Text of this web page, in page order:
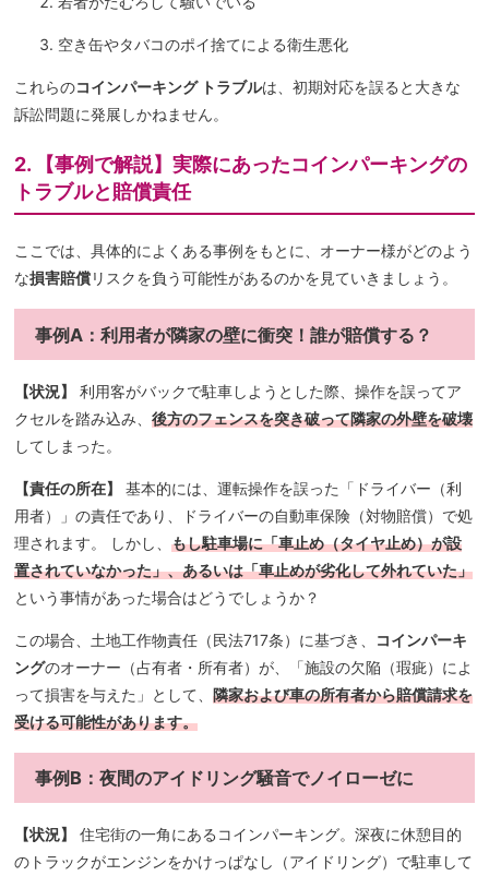
空き缶やタバコのポイ捨てによる衛生悪化
これらのコインパーキング トラブルは、初期対応を誤ると大きな
訴訟問題に発展しかねません。
2. 【事例で解説】実際にあったコインパーキングの
トラブルと賠償責任
ここでは、具体的によくある事例をもとに、オーナー様がどのよう
な損害賠償リスクを負う可能性があるのかを見ていきましょう。
事例A：利用者が隣家の壁に衝突！誰が賠償する？
【状況】
利用客がバックで駐車しようとした際、操作を誤ってア
クセルを踏み込み、後方のフェンスを突き破って隣家の外壁を破壊
してしまった。
【責任の所在】
基本的には、運転操作を誤った「ドライバー（利
用者）」の責任であり、ドライバーの自動車保険（対物賠償）で処
理されます。 しかし、もし駐車場に「車止め（タイヤ止め）が設
置されていなかった」、あるいは「車止めが劣化して外れていた」
という事情があった場合はどうでしょうか？
この場合、土地工作物責任（民法717条）に基づき、 コインパーキ
ングのオーナー（占有者・所有者）が、「施設の欠陥（瑕疵）によ
って損害を与えた」として、隣家および車の所有者から賠償請求を
受ける可能性があります。
事例B：夜間のアイドリング騒音でノイローゼに
【状況】
住宅街の一角にあるコインパーキング。深夜に休憩目的
のトラックがエンジンをかけっぱなし（アイドリング）で駐車して